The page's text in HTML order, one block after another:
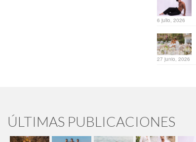
6 julio, 2026
27 junio, 2026
ÚLTIMAS PUBLICACIONES